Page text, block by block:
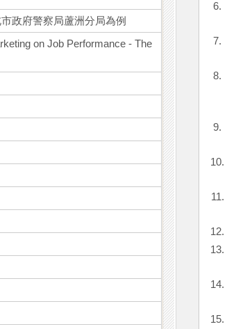
政府警察局蘆洲分局為例
on Job Performance - The
6.
7.
8.
9.
10.
11.
12.
13.
14.
15.